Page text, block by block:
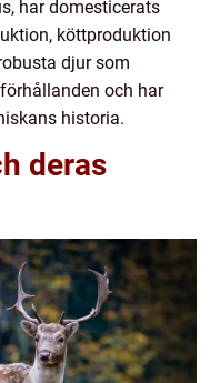
har domesticerats
köttproduktion
djur som
och har
historia.
deras